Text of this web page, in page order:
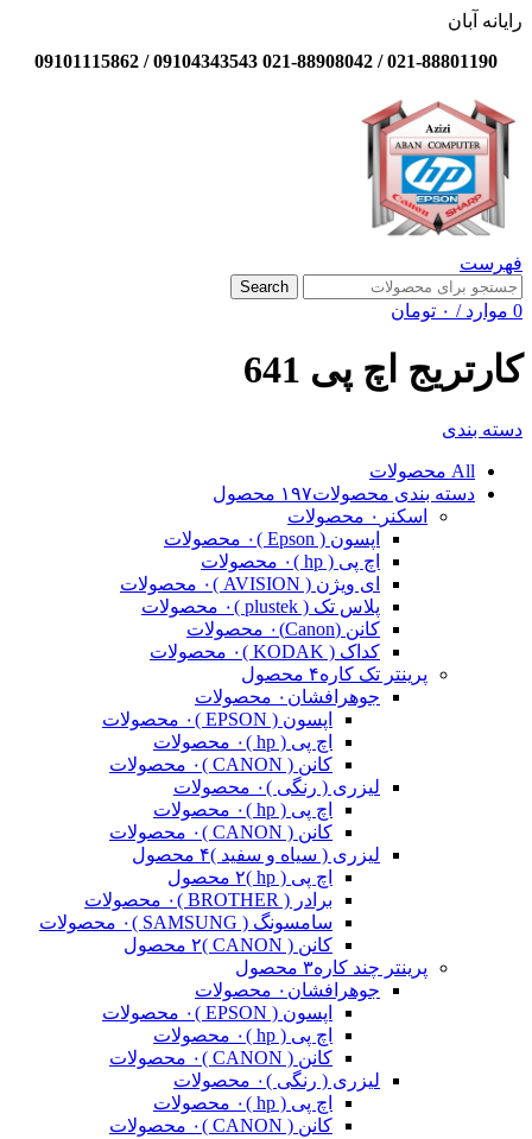
رایانه آبان
021-88801190 / 021-88908042 09104343543 / 09101115862
فهرست
Search
0 موارد / ۰ تومان
کارتریج اچ پی 641
دسته بندی
All محصولات
دسته بندی محصولات۱۹۷ محصول
اسکنر ۰ محصولات
اپسون ( Epson )
۰ محصولات
اچ پی ( hp )
۰ محصولات
ای ویژن ( AVISION )
۰ محصولات
پلاس تک ( plustek )
۰ محصولات
کانن (Canon)
۰ محصولات
کداک ( KODAK )
۰ محصولات
پرینتر تک کاره۴ محصول
جوهرافشان ۰ محصولات
اپسون ( EPSON )
۰ محصولات
اچ پی ( hp )
۰ محصولات
کانن ( CANON )
۰ محصولات
لیزری ( رنگی )۰ محصولات
اچ پی ( hp )
۰ محصولات
کانن ( CANON )
۰ محصولات
لیزری ( سیاه و سفید )۴ محصول
اچ پی ( hp )
۲ محصول
برادر ( BROTHER )
۰ محصولات
سامسونگ ( SAMSUNG )
۰ محصولات
کانن ( CANON )
۲ محصول
پرینتر چند کاره۳ محصول
جوهرافشان ۰ محصولات
اپسون ( EPSON )
۰ محصولات
اچ پی ( hp )
۰ محصولات
کانن ( CANON )
۰ محصولات
لیزری ( رنگی )۰ محصولات
اچ پی ( hp )
۰ محصولات
کانن ( CANON )
۰ محصولات